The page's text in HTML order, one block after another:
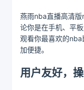
燕雨nba直播高清
论你是在手机、平
观看你最喜欢的
加便捷。
用户友好，